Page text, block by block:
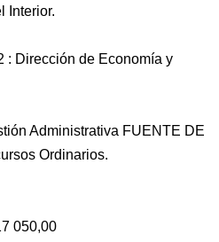
Interior.
: Dirección de Economía y
Administrativa FUENTE DE
Ordinarios.
050,00